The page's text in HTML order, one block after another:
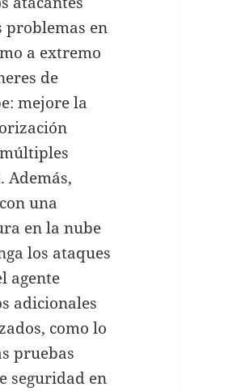
en
a extremo
de
mejore la
Además,
una
en la nube
los ataques
agente
adicionales
como lo
pruebas
seguridad en